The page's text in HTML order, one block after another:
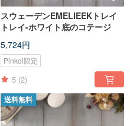
スウェーデンEMELIEEKトレイ
トレイ-ホワイト底のコテージ
5,724円
Pinkoi限定
5 (2)
送料無料